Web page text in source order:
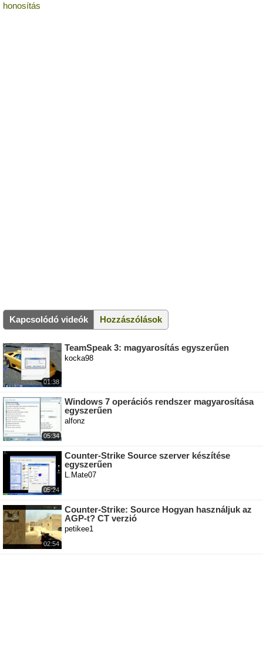
honosítás
Kapcsolódó videók Hozzászólások
01:38
TeamSpeak 3: magyarosítás egyszerűen
kocka98
05:34
Windows 7 operációs rendszer magyarosítása
egyszerűen
alfonz
05:24
Counter-Strike Source szerver készítése
egyszerűen
L.Mate07
02:54
Counter-Strike: Source Hogyan használjuk az
AGP-t? CT verzió
petikee1